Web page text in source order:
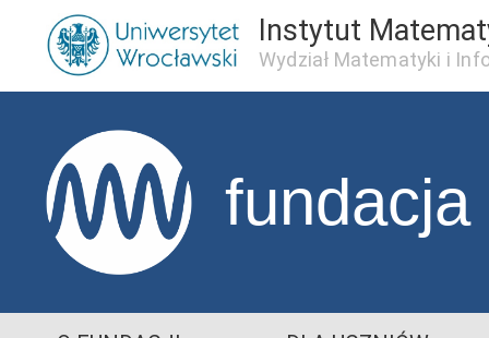
Instytut
Wydział Matematyki i
fundacja